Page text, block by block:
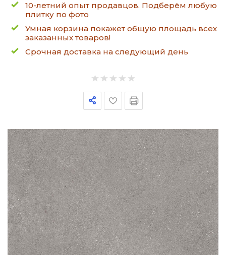
10-летний опыт продавцов. Подберём любую
плитку по фото
Умная корзина покажет общую площадь всех
заказанных товаров!
Срочная доставка на следующий день